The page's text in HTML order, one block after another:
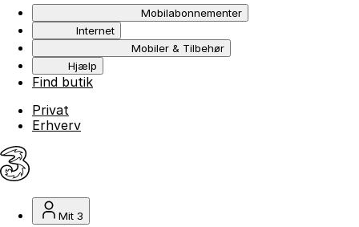
Mobilabonnementer
Internet
Mobiler & Tilbehør
Hjælp
Find butik
Privat
Erhverv
Mit 3